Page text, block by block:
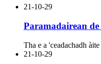
21-10-29
Paramadairean
Tha e a 'ceadachadh
21-10-29